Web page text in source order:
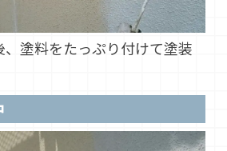
塗料をたっぷり付けて塗装